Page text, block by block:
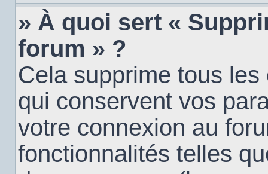
» À quoi sert «
forum » ?
Cela supprime tous
qui conservent vos
votre connexion au
fonctionnalités telles